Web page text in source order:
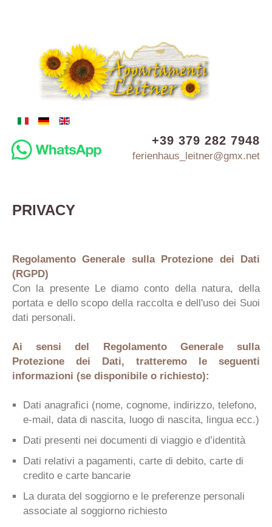
+39 379 282 7948
ferienhaus_leitner@gmx.net
PRIVACY
Regolamento Generale sulla Protezione dei Dati
(RGPD)
Con la presente Le diamo conto della natura, della
portata e dello scopo della raccolta e dell'uso dei Suoi
dati personali.
Ai sensi del Regolamento Generale sulla
Protezione dei Dati, tratteremo le seguenti
informazioni (se disponibile o richiesto):
Dati anagrafici (nome, cognome, indirizzo, telefono,
e-mail, data di nascita, luogo di nascita, lingua ecc.)
Dati presenti nei documenti di viaggio e d’identità
Dati relativi a pagamenti, carte di debito, carte di
credito e carte bancarie
La durata del soggiorno e le preferenze personali
associate al soggiorno richiesto